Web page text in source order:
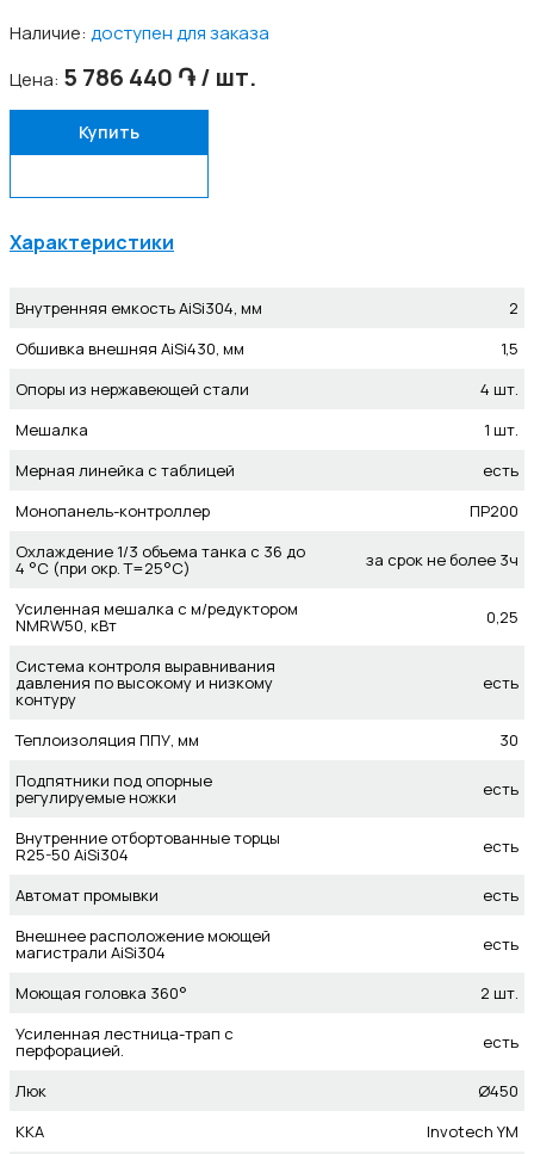
Наличие: доступен для заказа
Цена: 5 786 440 ֏ / шт.
Купить
Характеристики
Внутренняя емкость AiSi304, мм
2
Обшивка внешняя AiSi430, мм
1,5
Опоры из нержавеющей стали
4 шт.
Мешалка
1 шт.
Мерная линейка с таблицей
есть
Монопанель-контроллер
ПР200
Охлаждение 1/3 объема танка с 36 до
4 °C (при окр. Т=25°С) за срок не более 3ч
Усиленная мешалка с м/редуктором
NMRW50, кВт 0,25
Система контроля выравнивания
давления по высокому и низкому
контуру
есть
Теплоизоляция ППУ, мм
30
Подпятники под опорные
регулируемые ножки есть
Внутренние отбортованные торцы
R25-50 AiSi304 есть
Автомат промывки
есть
Внешнее расположение моющей
магистрали AiSi304 есть
Моющая головка 360°
2 шт.
Усиленная лестница-трап с
перфорацией. есть
Люк
Ø450
ККА
Invotech YM